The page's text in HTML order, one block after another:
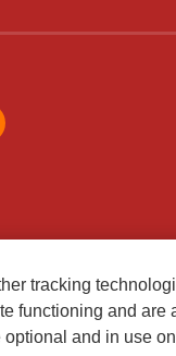
tracking
functioning and are
and in use